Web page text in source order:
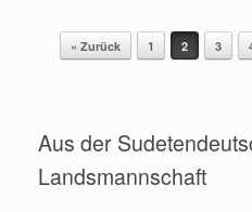
Beitragsnavigation
« Zurück 1 2 3
Aus der
Landsmannschaft